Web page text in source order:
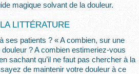
magique solvant de la douleur.
LITTÉRATURE
? A combien estimeriez-vous
sachant qu’il ne faut pas chercher à la
de maintenir votre douleur à ce